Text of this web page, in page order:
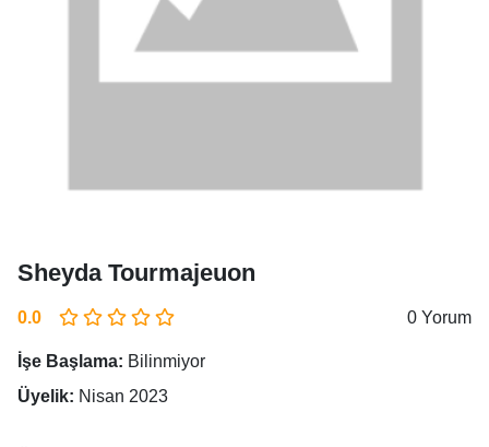
Sheyda Tourmajeuon
0.0 0 Yorum
İşe Başlama: Bilinmiyor
Üyelik: Nisan 2023